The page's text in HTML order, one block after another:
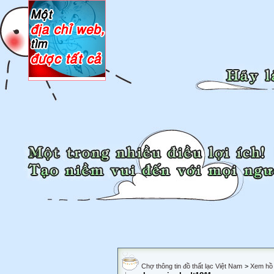
Chợ thông tin đồ thất lạc Việt Nam > Xem